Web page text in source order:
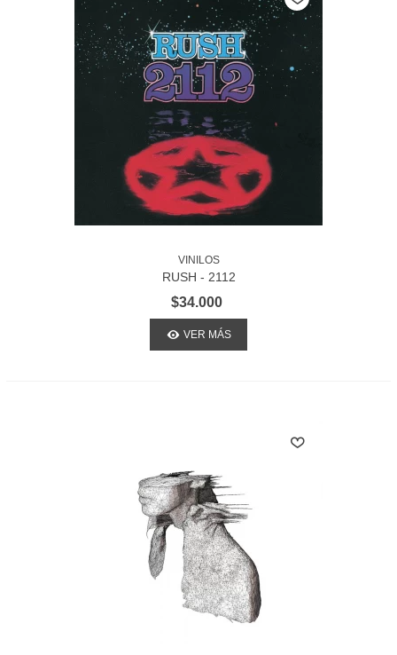
VINILOS
RUSH - 2112
$34.000
VER MÁS